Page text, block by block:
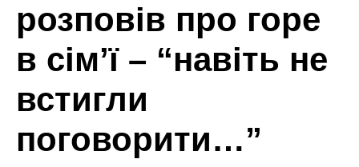
розповів про горе
в сім’ї – “навіть не
встигли
поговорити…”